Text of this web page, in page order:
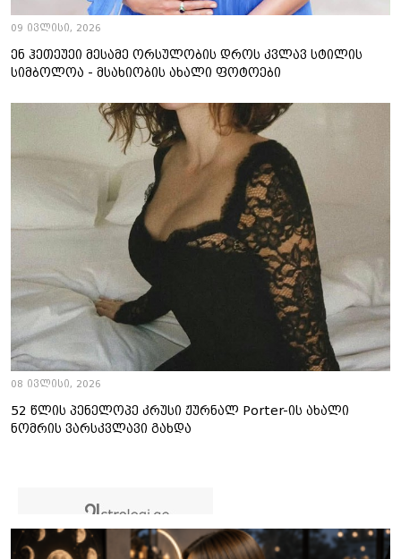
09 ივლისი, 2026
ენ ჰეთეუეი მესამე ორსულობის დროს კვლავ სტილის
სიმბოლოა - მსახიობის ახალი ფოტოები
08 ივლისი, 2026
52 წლის პენელოპე კრუსი ჟურნალ Porter-ის ახალი
ნომრის ვარსკვლავი გახდა